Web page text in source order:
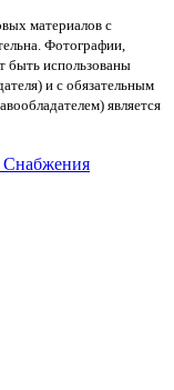
материалов с
Фотографии,
быть использованы
и с обязательным
является